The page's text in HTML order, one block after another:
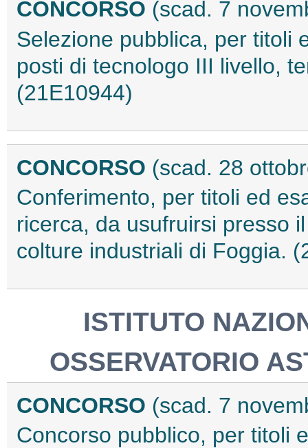
CONCORSO (scad. 7
Selezione pubblica, per titoli
posti di tecnologo III livello,
(21E10944)
CONCORSO (scad. 28
Conferimento, per titoli ed
ricerca, da usufruirsi presso
colture industriali di Foggia.
ISTITUTO
OSSERVATORIO
CONCORSO (scad. 7
Concorso pubblico, per titoli